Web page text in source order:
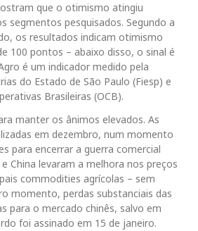
que o otimismo atingiu
segmentos pesquisados. Segundo a
os resultados indicam otimismo
100 pontos – abaixo disso, o sinal é
é um indicador medido pela
do Estado de São Paulo (Fiesp) e
Brasileiras (OCB).
manter os ânimos elevados. As
em dezembro, num momento
para encerrar a guerra comercial
China levaram a melhora nos preços
commodities agrícolas – sem
momento, perdas substanciais das
para o mercado chinês, salvo em
foi assinado em 15 de janeiro.